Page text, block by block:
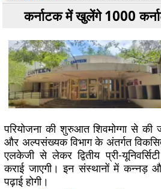
कर्नाटक में खुलेंगे 1000
परियोजना की शुरुआत शिवमोग्गा से की
और अल्पसंख्यक विभाग के अंतर्गत
एलकेजी से लेकर द्वितीय प्री-
कराई जाएगी। इन संस्थानों में कन्नड़
पढ़ाई होगी।